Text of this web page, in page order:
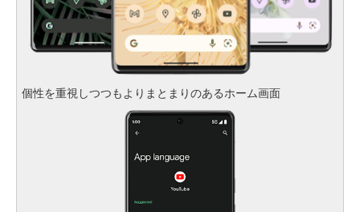
個性を重視しつつもよりまとまりのあるホーム画面